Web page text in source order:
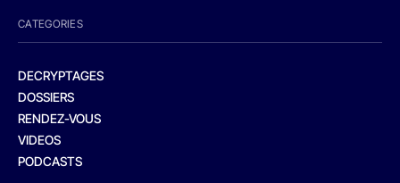
CATEGORIES
DECRYPTAGES
DOSSIERS
RENDEZ-VOUS
VIDEOS
PODCASTS